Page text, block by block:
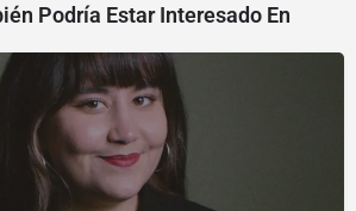
Podría Estar Interesado En